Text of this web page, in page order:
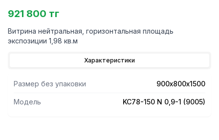
921 800 тг
Витрина нейтральная, горизонтальная площадь
экспозиции 1,98 кв.м
Характеристики
Размер без упаковки 900х800х1500
Модель KC78-150 N 0,9-1 (9005)